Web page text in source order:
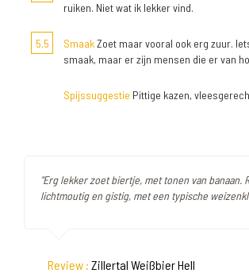
ruiken. Niet wat ik lekker vind.
5,5 SmaakZoet maar vooral ook erg zuur.
smaak, maar er zijn mensen die er van
Spijssuggestie Pittige kazen,
"Erg lekker zoet biertje, met tonen van banaan.
lichtmoutig en gistig, met een typische
Review : Zillertal Weißbier Hell